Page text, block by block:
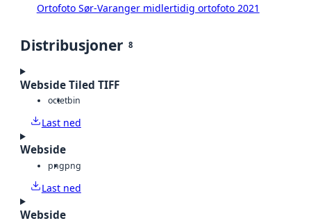
Ortofoto Sør-Varanger midlertidig ortofoto 2021
Distribusjoner 8
Webside Tiled TIFF
octetbin
Last ned
Webside
pngpng
Last ned
Webside